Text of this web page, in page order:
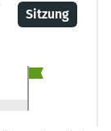
Sitzung